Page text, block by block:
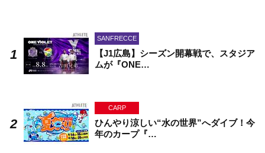
SANFRECCE
【J1広島】シーズン開幕戦で、スタジア
ムが『ONE…
CARP
ひんやり涼しい“水の世界”へダイブ！今
年のカープ『…